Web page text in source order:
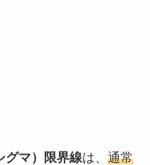
グマ）限界線は、 通常